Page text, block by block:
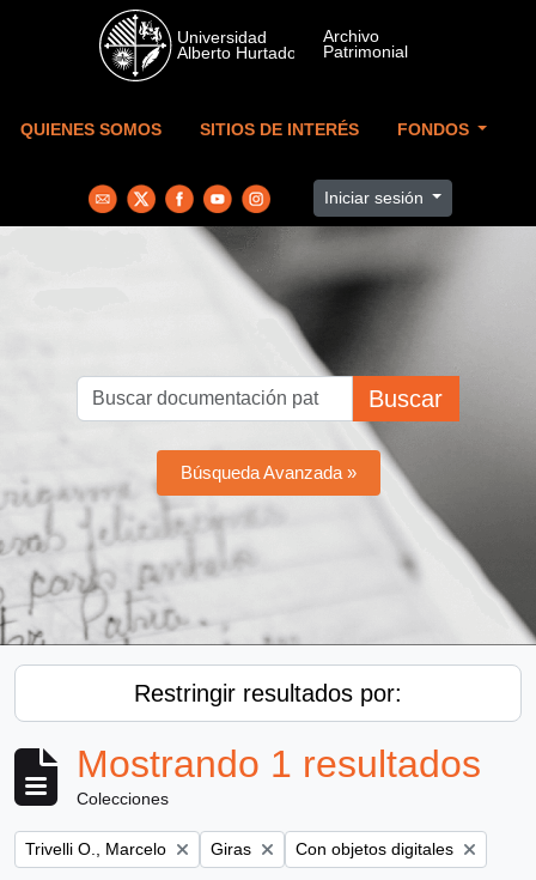
Skip to main content
QUIENES SOMOS SITIOS DE INTERÉS FONDOS
Iniciar sesión
Buscar
Búsqueda Avanzada »
Restringir resultados por:
Mostrando 1 resultados
Colecciones
Remove filter:
Trivelli O., Marcelo Remove filter:
Giras Remove filter:
Con objetos digitales